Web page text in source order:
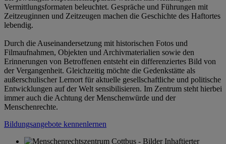
Vermittlungsformaten beleuchtet. Gespräche und Führungen mit
Zeitzeuginnen und Zeitzeugen machen die Geschichte des Haftortes
lebendig.
Durch die Auseinandersetzung mit historischen Fotos und
Filmaufnahmen, Objekten und Archivmaterialien sowie den
Erinnerungen von Betroffenen entsteht ein differenziertes Bild von
der Vergangenheit. Gleichzeitig möchte die Gedenkstätte als
außerschulischer Lernort für aktuelle gesellschaftliche und politische
Entwicklungen auf der Welt sensibilisieren. Im Zentrum steht hierbei
immer auch die Achtung der Menschenwürde und der
Menschenrechte.
Bildungsangebote kennenlernen